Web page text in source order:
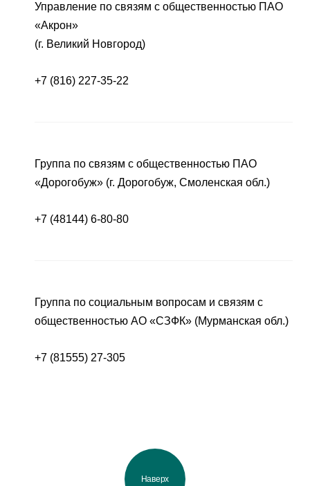
Управление по связям с общественностью ПАО
«Акрон»
(г. Великий Новгород)
+7 (816) 227-35-22
Группа по связям с общественностью ПАО
«Дорогобуж» (г. Дорогобуж, Смоленская обл.)
+7 (48144) 6-80-80
Группа по социальным вопросам и связям с
общественностью АО «СЗФК» (Мурманская обл.)
+7 (81555) 27-305
Наверх